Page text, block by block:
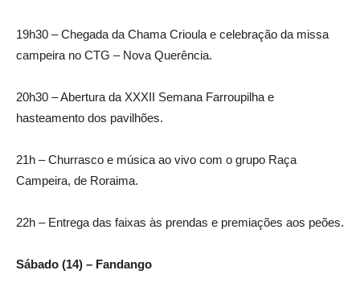
19h30 – Chegada da Chama Crioula e celebração da missa
campeira no CTG – Nova Querência.
20h30 – Abertura da XXXII Semana Farroupilha e
hasteamento dos pavilhões.
21h – Churrasco e música ao vivo com o grupo Raça
Campeira, de Roraima.
22h – Entrega das faixas às prendas e premiações aos peões.
Sábado (14) – Fandango